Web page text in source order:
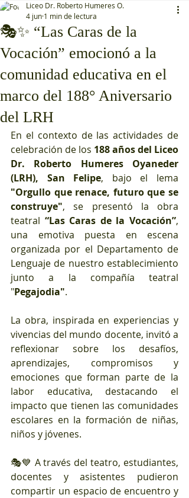
🎭✨ “Las Caras de la
Vocación” emocionó a la
comunidad educativa en el
marco del 188° Aniversario
del LRH
Liceo Dr. Roberto Humeres O.
4 jun 1 min de lectura
En el contexto de las actividades de
celebración de los 188 años del Liceo
Dr. Roberto Humeres Oyaneder
(LRH), San Felipe
"Orgullo que renace, futuro que se
construye", se presentó la obra
teatral “Las Caras de la Vocación”,
una emotiva puesta en escena
organizada por el Departamento de
Lenguaje de nuestro establecimiento
junto a la compañía teatral
"Pegajodia".
La obra, inspirada en experiencias y
vivencias del mundo docente, invitó a
reflexionar sobre los desafíos,
aprendizajes, compromisos y
emociones que forman parte de la
labor educativa, destacando el
impacto que tienen las comunidades
escolares en la formación de niñas,
niños y jóvenes.
🎭💙 A través del teatro, estudiantes,
docentes y asistentes pudieron
compartir un espacio de encuentro y